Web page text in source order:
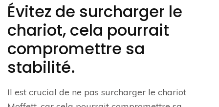
Évitez de surcharger le
chariot, cela pourrait
compromettre sa
stabilité.
Il est crucial de ne pas surcharger le chariot